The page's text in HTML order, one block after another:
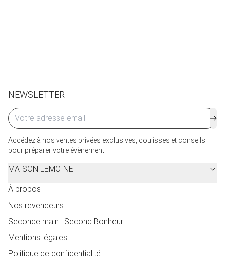
NEWSLETTER
Accédez à nos ventes privées exclusives, coulisses et conseils
pour préparer votre évènement
MAISON LEMOINE
À propos
Nos revendeurs
Seconde main : Second Bonheur
Mentions légales
Politique de confidentialité